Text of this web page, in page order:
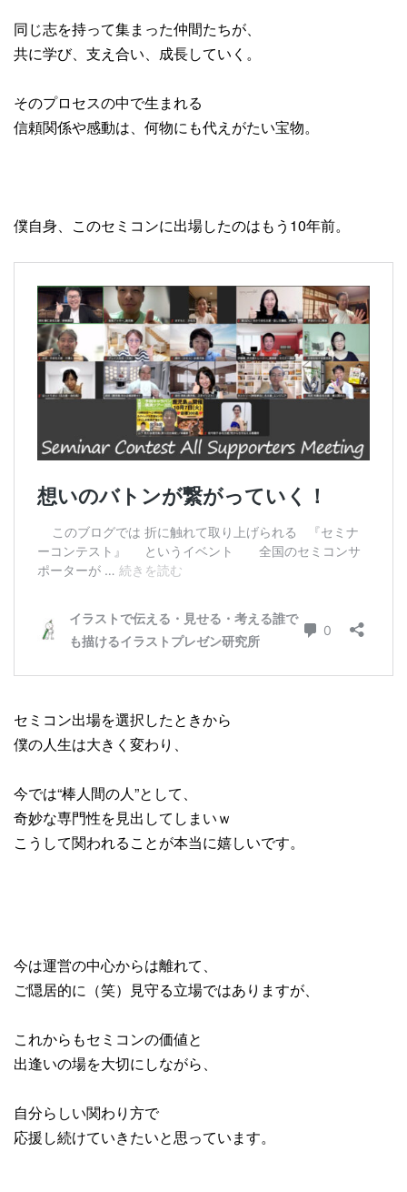
同じ志を持って集まった仲間たちが、
共に学び、支え合い、成長していく。
そのプロセスの中で生まれる
信頼関係や感動は、何物にも代えがたい宝物。
僕自身、このセミコンに出場したのはもう10年前。
セミコン出場を選択したときから
僕の人生は大きく変わり、
今では“棒人間の人”として、
奇妙な専門性を見出してしまいｗ
こうして関われることが本当に嬉しいです。
今は運営の中心からは離れて、
ご隠居的に（笑）見守る立場ではありますが、
これからもセミコンの価値と
出逢いの場を大切にしながら、
自分らしい関わり方で
応援し続けていきたいと思っています。